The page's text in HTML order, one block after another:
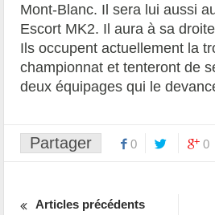
Mont-Blanc. Il sera lui aussi
Escort MK2. Il aura à sa
Ils occupent actuellement la
championnat et tenteront de
deux équipages qui le
Partager 0 0
Articles précédents